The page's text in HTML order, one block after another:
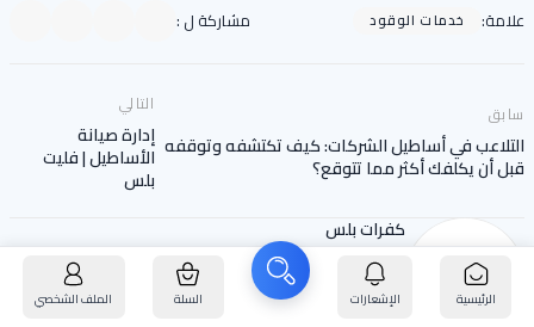
علامة: خدمات الوقود مشاركة ل :
سابق
التلاعب في أساطيل الشركات: كيف تكتشفه وتوقفه
قبل أن يكلفك أكثر مما تتوقع؟
التالي
إدارة صيانة
الأساطيل | فليت
بلس
كفرات بلس
تابعونا على الانستقرام
تابعنا الآن الرئيسية الإشعارات السلة الملف الشخصي